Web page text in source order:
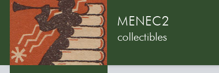
MENEC2
collectibles